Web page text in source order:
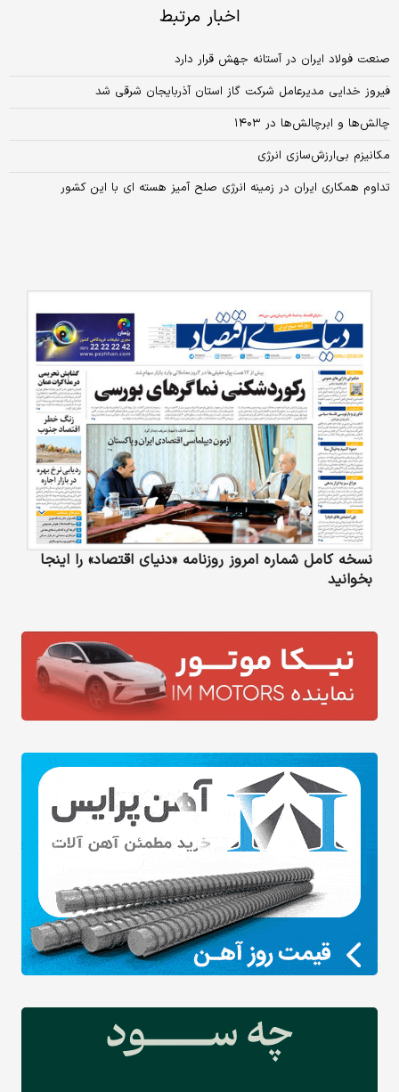
اخبار مرتبط
صنعت فولاد ایران در آستانه جهش قرار دارد
فیروز خدایی مدیرعامل شرکت گاز استان آذربایجان شرقی شد
چالش‏‏‌ها و ابرچالش‏‏‌ها در ۱۴۰۳
مکانیزم بی‌ارزش‏‌سازی انرژی
تداوم همکاری‌ ایران در زمینه انرژی صلح آمیز هسته ای با این کشور
نسخه کامل شماره امروز روزنامه «دنیای‌ اقتصاد» را اینجا
بخوانید